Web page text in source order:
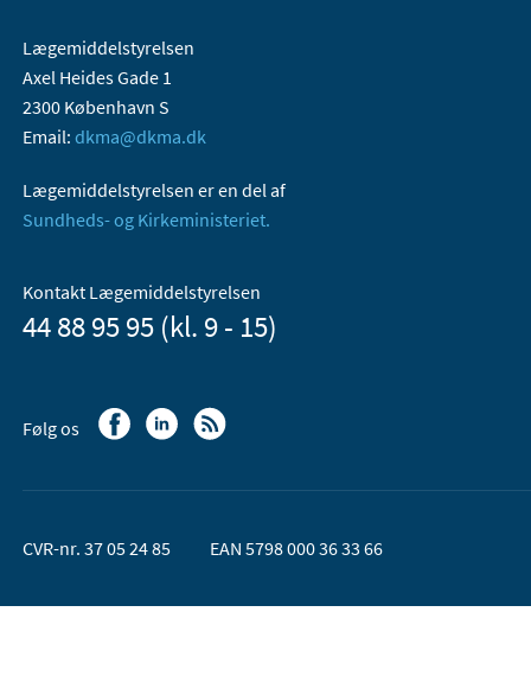
Lægemiddelstyrelsen
Axel Heides Gade 1
2300 København S
Email: dkma@dkma.dk
Lægemiddelstyrelsen er en del af
Sundheds- og Kirkeministeriet.
Kontakt Lægemiddelstyrelsen
44 88 95 95 (kl. 9 - 15)
Følg os
CVR-nr. 37 05 24 85 EAN 5798 000 36 33 66